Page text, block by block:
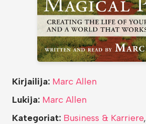
Kirjailija: Marc Allen
Lukija: Marc Allen
Kategoriat: Business & Karriere,